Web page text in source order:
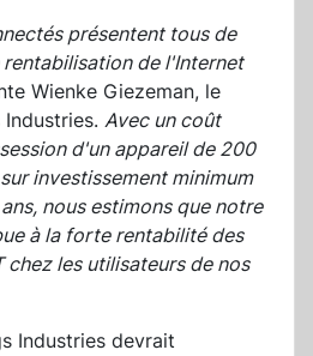
présentent tous de
de l'Internet
Wienke Giezeman, le
Industries. Avec un coût
d'un appareil de 200
investissement minimum
nous estimons que notre
à la forte rentabilité des
chez les utilisateurs de nos
Industries devrait